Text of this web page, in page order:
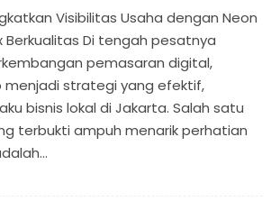
Visibilitas Usaha dengan Neon
Berkualitas Di tengah pesatnya
pemasaran digital,
strategi yang efektif,
bisnis lokal di Jakarta. Salah satu
terbukti ampuh menarik perhatian